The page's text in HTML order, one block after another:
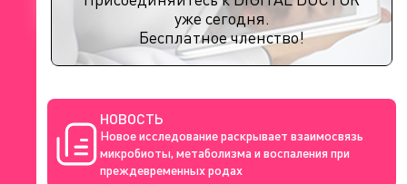
уже сегодня.
Бесплатное членство!
НОВОСТЬ
Новое исследование раскрывает взаимосвязь
микробиоты, метаболизма и воспаления при
преждевременных родах